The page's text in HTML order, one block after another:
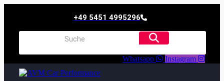
+49 5451 4995296
Whatsapp Instagram